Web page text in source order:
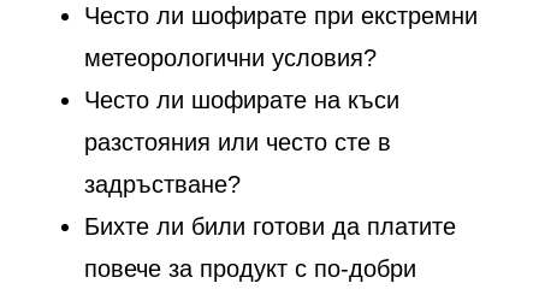
Често ли шофирате при екстремни
метеорологични условия?
Често ли шофирате на къси
разстояния или често сте в
задръстване?
Бихте ли били готови да платите
повече за продукт с по-добри